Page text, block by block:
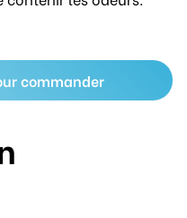
commander